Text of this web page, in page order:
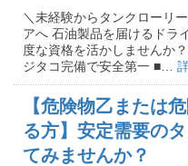
＼未経験からタンクローリ
アへ 石油製品を届けるドラ
度な資格を活かしませんか
ジタコ完備で安全第一 ■…
【危険物乙または
る方】安定需要の
てみませんか？